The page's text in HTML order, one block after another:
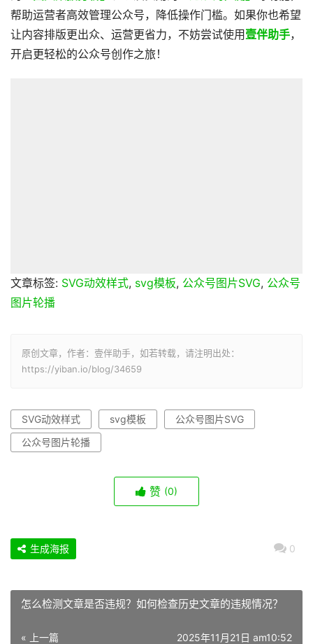
帮助运营者高效管理公众号，降低操作门槛。如果你也希望
让内容排版更出众、运营更省力，不妨尝试使用壹伴助手，
开启更轻松的公众号创作之旅！
文章标签: SVG动效样式, svg模板, 公众号图片SVG, 公众号
图片轮播
原创文章，作者：壹伴助手，如若转载，请注明出处：
https://yiban.io/blog/34659
SVG动效样式 svg模板
公众号图片SVG
公众号图片轮播
赞 (0)
0
生成海报
怎么检测文章是否违规？如何检查历史文章的违规情况？
« 上一篇 2025年11月21日 am10:52